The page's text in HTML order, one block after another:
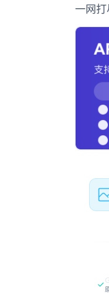
一网